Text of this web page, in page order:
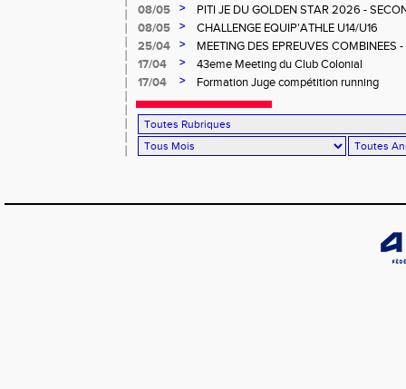
08/05
>
PITI JE DU GOLDEN STAR 2026 -
08/05
>
CHALLENGE EQUIP'ATHLE U14/U16
25/04
>
MEETING DES EPREUVES
Salée
17/04 >
43eme Meeting du Club Colonial
17/04
> Formation Juge compétition running